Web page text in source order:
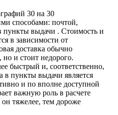
30 на 30
способами: почтой,
пункты выдачи . Стоимость и
в зависимости от
доставка обычно
и стоит недорого.
быстрый и, соответственно,
в пункты выдачи является
и по вполне доступной
важную роль в расчете
тяжелее, тем дороже